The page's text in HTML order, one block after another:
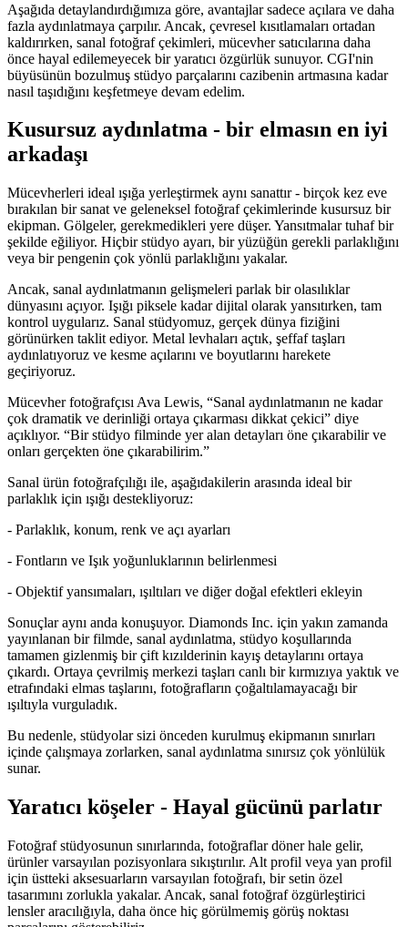
Aşağıda detaylandırdığımıza göre, avantajlar sadece açılara ve daha
fazla aydınlatmaya çarpılır. Ancak, çevresel kısıtlamaları ortadan
kaldırırken, sanal fotoğraf çekimleri, mücevher satıcılarına daha
önce hayal edilemeyecek bir yaratıcı özgürlük sunuyor. CGI'nin
büyüsünün bozulmuş stüdyo parçalarını cazibenin artmasına kadar
nasıl taşıdığını keşfetmeye devam edelim.
Kusursuz aydınlatma - bir elmasın en iyi
arkadaşı
Mücevherleri ideal ışığa yerleştirmek aynı sanattır - birçok kez eve
bırakılan bir sanat ve geleneksel fotoğraf çekimlerinde kusursuz bir
ekipman. Gölgeler, gerekmedikleri yere düşer. Yansıtmalar tuhaf bir
şekilde eğiliyor. Hiçbir stüdyo ayarı, bir yüzüğün gerekli parlaklığını
veya bir pengenin çok yönlü parlaklığını yakalar.
Ancak, sanal aydınlatmanın gelişmeleri parlak bir olasılıklar
dünyasını açıyor. Işığı piksele kadar dijital olarak yansıtırken, tam
kontrol uygularız. Sanal stüdyomuz, gerçek dünya fiziğini
görünürken taklit ediyor. Metal levhaları açtık, şeffaf taşları
aydınlatıyoruz ve kesme açılarını ve boyutlarını harekete
geçiriyoruz.
Mücevher fotoğrafçısı Ava Lewis, “Sanal aydınlatmanın ne kadar
çok dramatik ve derinliği ortaya çıkarması dikkat çekici” diye
açıklıyor. “Bir stüdyo filminde yer alan detayları öne çıkarabilir ve
onları gerçekten öne çıkarabilirim.”
Sanal ürün fotoğrafçılığı ile, aşağıdakilerin arasında ideal bir
parlaklık için ışığı destekliyoruz:
- Parlaklık, konum, renk ve açı ayarları
- Fontların ve Işık yoğunluklarının belirlenmesi
- Objektif yansımaları, ışıltıları ve diğer doğal efektleri ekleyin
Sonuçlar aynı anda konuşuyor. Diamonds Inc. için yakın zamanda
yayınlanan bir filmde, sanal aydınlatma, stüdyo koşullarında
tamamen gizlenmiş bir çift kızılderinin kayış detaylarını ortaya
çıkardı. Ortaya çevrilmiş merkezi taşları canlı bir kırmızıya yaktık ve
etrafındaki elmas taşlarını, fotoğrafların çoğaltılamayacağı bir
ışıltıyla vurguladık.
Bu nedenle, stüdyolar sizi önceden kurulmuş ekipmanın sınırları
içinde çalışmaya zorlarken, sanal aydınlatma sınırsız çok yönlülük
sunar.
Yaratıcı köşeler - Hayal gücünü parlatır
Fotoğraf stüdyosunun sınırlarında, fotoğraflar döner hale gelir,
ürünler varsayılan pozisyonlara sıkıştırılır. Alt profil veya yan profil
için üstteki aksesuarların varsayılan fotoğrafı, bir setin özel
tasarımını zorlukla yakalar. Ancak, sanal fotoğraf özgürleştirici
lensler aracılığıyla, daha önce hiç görülmemiş görüş noktası